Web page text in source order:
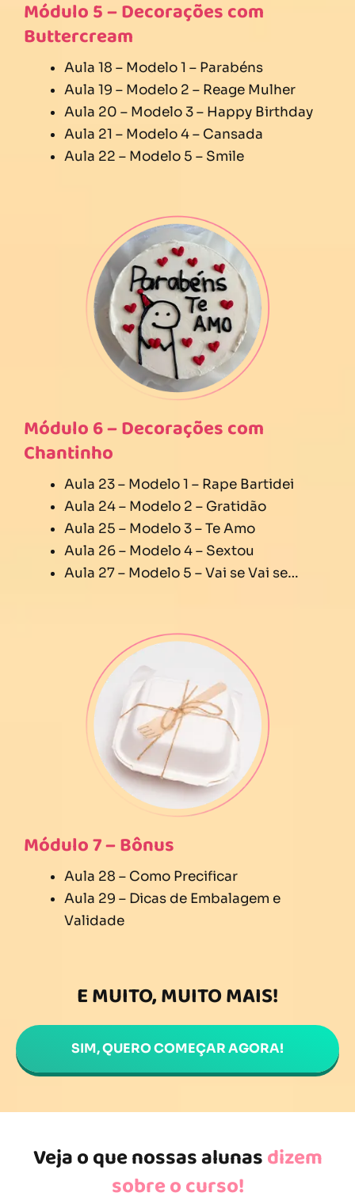
Módulo 5 – Decorações com
Buttercream
Aula 18 – Modelo 1 – Parabéns
Aula 19 – Modelo 2 – Reage Mulher
Aula 20 – Modelo 3 – Happy Birthday
Aula 21 – Modelo 4 – Cansada
Aula 22 – Modelo 5 – Smile
Módulo 6 – Decorações com
Chantinho
Aula 23 – Modelo 1 – Rape Bartidei
Aula 24 – Modelo 2 – Gratidão
Aula 25 – Modelo 3 – Te Amo
Aula 26 – Modelo 4 – Sextou
Aula 27 – Modelo 5 – Vai se Vai se…
Módulo 7 – Bônus
Aula 28 – Como Precificar
Aula 29 – Dicas de Embalagem e
Validade
E MUITO, MUITO MAIS!
SIM, QUERO COMEÇAR AGORA!
Veja o que nossas alunasdizem
sobre o curso!